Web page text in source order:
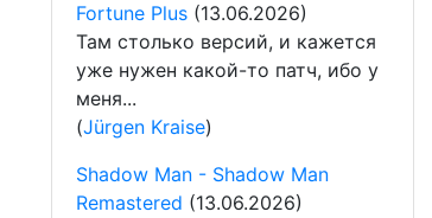
Fortune Plus (13.06.2026)
Там столько версий, и кажется
уже нужен какой-то патч, ибо у
меня...
(Jürgen Kraise)
Shadow Man - Shadow Man
Remastered (13.06.2026)